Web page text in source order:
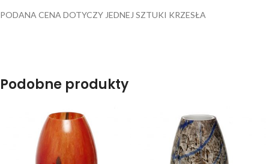
PODANA CENA DOTYCZY JEDNEJ SZTUKI KRZESŁA
Podobne produkty